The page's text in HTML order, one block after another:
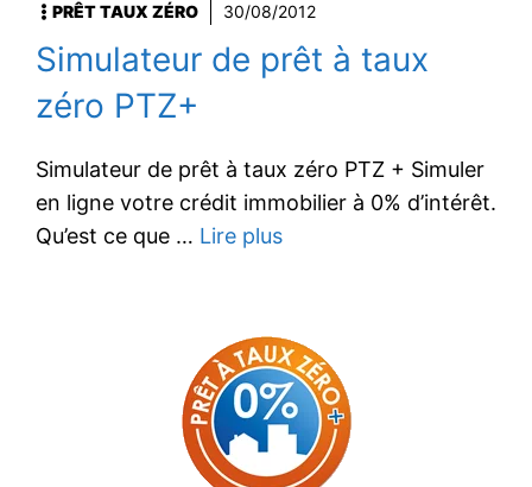
PRÊT TAUX ZÉRO 30/08/2012
Simulateur de prêt à taux
zéro PTZ+
Simulateur de prêt à taux zéro PTZ + Simuler
en ligne votre crédit immobilier à 0% d’intérêt.
Qu’est ce que … Lire plus